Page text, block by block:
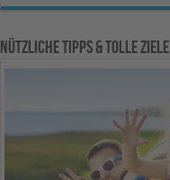
Nützliche Tipps & Tolle Ziele